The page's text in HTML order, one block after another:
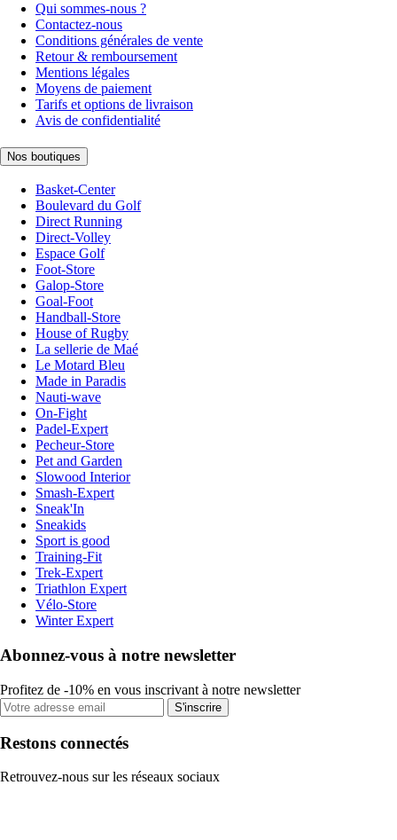
Qui sommes-nous ?
Contactez-nous
Conditions générales de vente
Retour & remboursement
Mentions légales
Moyens de paiement
Tarifs et options de livraison
Avis de confidentialité
Nos boutiques
Basket-Center
Boulevard du Golf
Direct Running
Direct-Volley
Espace Golf
Foot-Store
Galop-Store
Goal-Foot
Handball-Store
House of Rugby
La sellerie de Maé
Le Motard Bleu
Made in Paradis
Nauti-wave
On-Fight
Padel-Expert
Pecheur-Store
Pet and Garden
Slowood Interior
Smash-Expert
Sneak'In
Sneakids
Sport is good
Training-Fit
Trek-Expert
Triathlon Expert
Vélo-Store
Winter Expert
Abonnez-vous à notre newsletter
Profitez de -10% en vous inscrivant à notre newsletter
S'inscrire
Restons connectés
Retrouvez-nous sur les réseaux sociaux